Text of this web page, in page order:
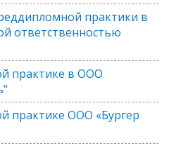
практики в
ответственностью
практике в ООО
практике ООО «Бургер